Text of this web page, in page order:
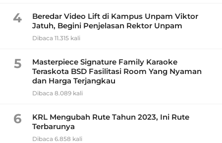
4
Beredar Video Lift di Kampus Unpam Viktor
Jatuh, Begini Penjelasan Rektor Unpam
Dibaca 11.315 kali
5
Masterpiece Signature Family Karaoke
Teraskota BSD Fasilitasi Room Yang Nyaman
dan Harga Terjangkau
Dibaca 8.089 kali
6
KRL Mengubah Rute Tahun 2023, Ini Rute
Terbarunya
Dibaca 6.858 kali